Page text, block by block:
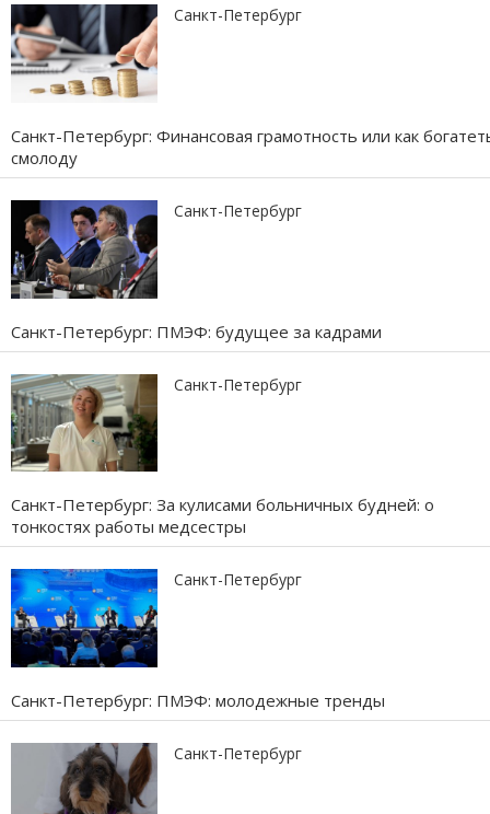
Санкт-Петербург
Санкт-Петербург: Финансовая грамотность или как
смолоду
Санкт-Петербург
Санкт-Петербург: ПМЭФ: будущее за кадрами
Санкт-Петербург
Санкт-Петербург: За кулисами больничных будней: о
тонкостях работы медсестры
Санкт-Петербург
Санкт-Петербург: ПМЭФ: молодежные тренды
Санкт-Петербург